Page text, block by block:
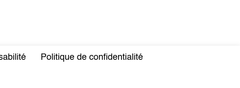
Politique de confidentialité